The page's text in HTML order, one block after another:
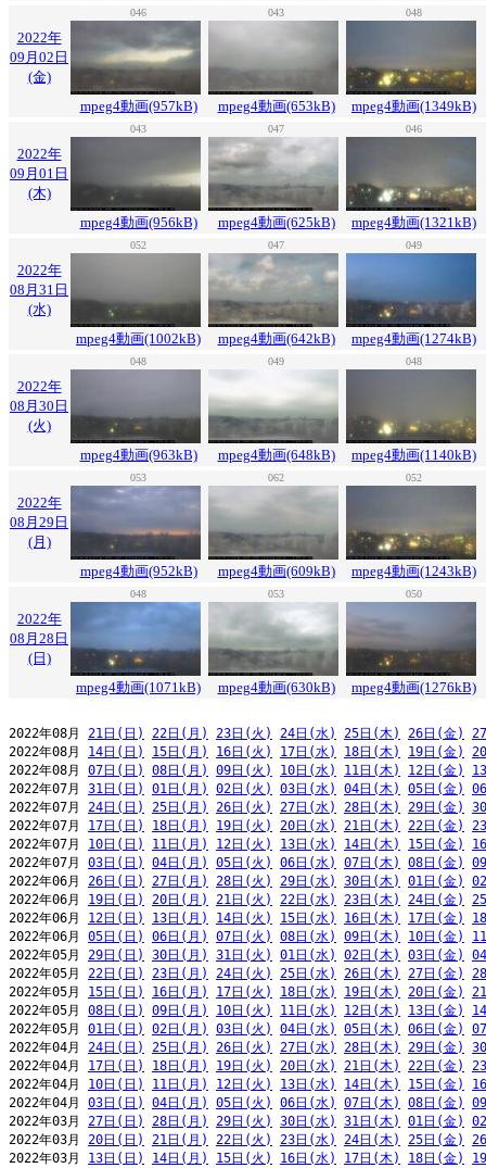
046 043 048
2022年
09月02日
(金)
mpeg4動画(957kB)
mpeg4動画(653kB) mpeg4動画(1349kB)
043 047 046
2022年
09月01日
(木)
mpeg4動画(956kB)
mpeg4動画(625kB) mpeg4動画(1321kB)
052 047 049
2022年
08月31日
(水)
mpeg4動画(1002kB)
mpeg4動画(642kB) mpeg4動画(1274kB)
048 049 048
2022年
08月30日
(火)
mpeg4動画(963kB)
mpeg4動画(648kB) mpeg4動画(1140kB)
053 062 052
2022年
08月29日
(月)
mpeg4動画(952kB)
mpeg4動画(609kB) mpeg4動画(1243kB)
048 053 050
2022年
08月28日
(日)
mpeg4動画(1071kB)
mpeg4動画(630kB) mpeg4動画(1276kB)
2022年08月 21日(日) 22日(月) 23日(火) 24日(水) 25日(木) 26日(金)
2022年08月 14日(日) 15日(月) 16日(火) 17日(水) 18日(木) 19日(金)
2022年08月 07日(日) 08日(月) 09日(火) 10日(水) 11日(木) 12日(金)
2022年07月 31日(日) 01日(月) 02日(火) 03日(水) 04日(木) 05日(金)
2022年07月 24日(日) 25日(月) 26日(火) 27日(水) 28日(木) 29日(金)
2022年07月 17日(日) 18日(月) 19日(火) 20日(水) 21日(木) 22日(金)
2022年07月 10日(日) 11日(月) 12日(火) 13日(水) 14日(木) 15日(金)
2022年07月 03日(日) 04日(月) 05日(火) 06日(水) 07日(木) 08日(金)
2022年06月 26日(日) 27日(月) 28日(火) 29日(水) 30日(木) 01日(金)
2022年06月 19日(日) 20日(月) 21日(火) 22日(水) 23日(木) 24日(金)
2022年06月 12日(日) 13日(月) 14日(火) 15日(水) 16日(木) 17日(金)
2022年06月 05日(日) 06日(月) 07日(火) 08日(水) 09日(木) 10日(金)
2022年05月 29日(日) 30日(月) 31日(火) 01日(水) 02日(木) 03日(金)
2022年05月 22日(日) 23日(月) 24日(火) 25日(水) 26日(木) 27日(金)
2022年05月 15日(日) 16日(月) 17日(火) 18日(水) 19日(木) 20日(金)
2022年05月 08日(日) 09日(月) 10日(火) 11日(水) 12日(木) 13日(金)
2022年05月 01日(日) 02日(月) 03日(火) 04日(水) 05日(木) 06日(金)
2022年04月 24日(日) 25日(月) 26日(火) 27日(水) 28日(木) 29日(金)
2022年04月 17日(日) 18日(月) 19日(火) 20日(水) 21日(木) 22日(金)
2022年04月 10日(日) 11日(月) 12日(火) 13日(水) 14日(木) 15日(金)
2022年04月 03日(日) 04日(月) 05日(火) 06日(水) 07日(木) 08日(金)
2022年03月 27日(日) 28日(月) 29日(火) 30日(水) 31日(木) 01日(金)
2022年03月 20日(日) 21日(月) 22日(火) 23日(水) 24日(木) 25日(金)
2022年03月 13日(日) 14日(月) 15日(火) 16日(水) 17日(木) 18日(金)